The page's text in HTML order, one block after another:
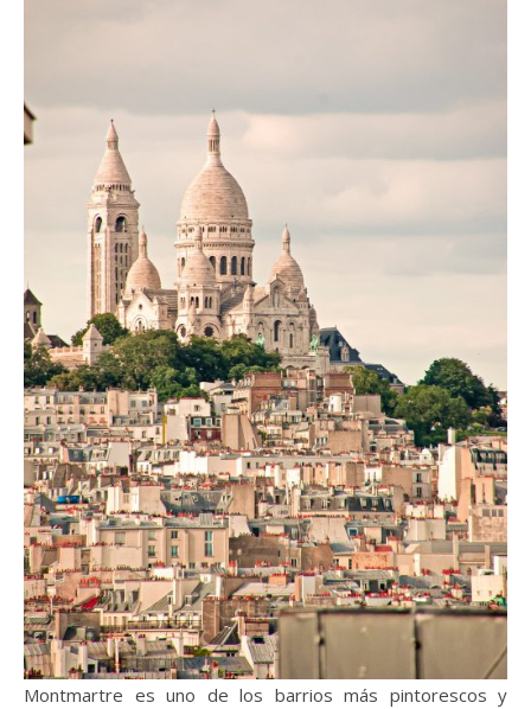
Montmartre es uno de los barrios más pintorescos y